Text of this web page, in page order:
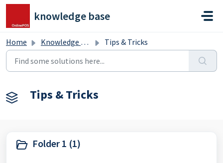
Skip to main content
knowledge base
Home Knowledge base Tips & Tricks
Tips & Tricks
Folder 1 (1)